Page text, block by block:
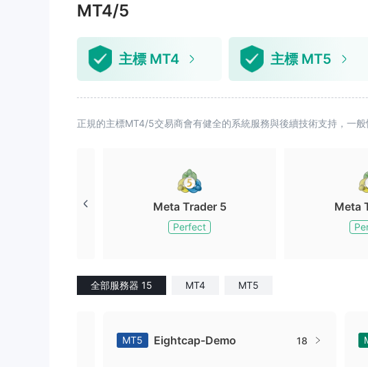
MT4/5
主標 MT4 主標 MT5
正規的主標MT4/5交易商會有健全的系統服務與後續技術支持，一
Meta Trader 5
Perfect
Meta
全部服務器 15 MT4 MT5
MT5 Eightcap-Demo 18